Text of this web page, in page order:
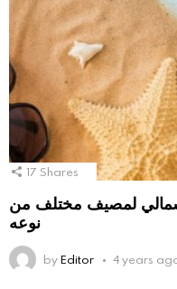
17 Shares
لمصيف مختلف من
نوعه
byEditor 4 years